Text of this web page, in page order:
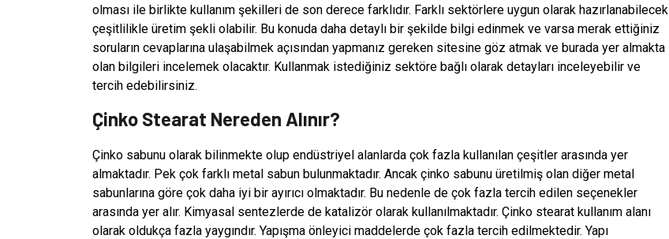
olması ile birlikte kullanım şekilleri de son derece farklıdır. Farklı sektörlere uygun olarak hazırlanabilecek
çeşitlilikle üretim şekli olabilir. Bu konuda daha detaylı bir şekilde bilgi edinmek ve varsa merak ettiğiniz
soruların cevaplarına ulaşabilmek açısından yapmanız gereken sitesine göz atmak ve burada yer almakta
olan bilgileri incelemek olacaktır. Kullanmak istediğiniz sektöre bağlı olarak detayları inceleyebilir ve
tercih edebilirsiniz.
Çinko Stearat Nereden Alınır?
Çinko sabunu olarak bilinmekte olup endüstriyel alanlarda çok fazla kullanılan çeşitler arasında yer
almaktadır. Pek çok farklı metal sabun bulunmaktadır. Ancak çinko sabunu üretilmiş olan diğer metal
sabunlarına göre çok daha iyi bir ayırıcı olmaktadır. Bu nedenle de çok fazla tercih edilen seçenekler
arasında yer alır. Kimyasal sentezlerde de katalizör olarak kullanılmaktadır. Çinko stearat kullanım alanı
olarak oldukça fazla yaygındır. Yapışma önleyici maddelerde çok fazla tercih edilmektedir. Yapı